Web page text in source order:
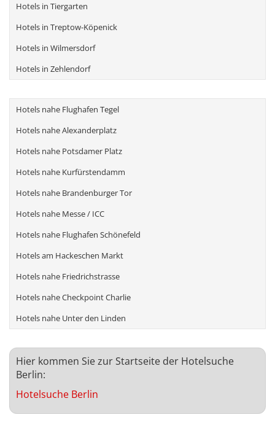
Hotels in Tiergarten
Hotels in Treptow-Köpenick
Hotels in Wilmersdorf
Hotels in Zehlendorf
Hotels nahe Flughafen Tegel
Hotels nahe Alexanderplatz
Hotels nahe Potsdamer Platz
Hotels nahe Kurfürstendamm
Hotels nahe Brandenburger Tor
Hotels nahe Messe / ICC
Hotels nahe Flughafen Schönefeld
Hotels am Hackeschen Markt
Hotels nahe Friedrichstrasse
Hotels nahe Checkpoint Charlie
Hotels nahe Unter den Linden
Hier kommen Sie zur Startseite der Hotelsuche
Berlin:
Hotelsuche Berlin